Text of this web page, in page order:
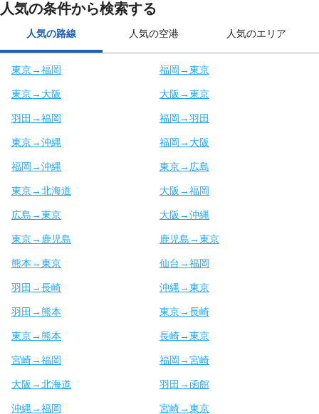
人気の条件から検索する
人気の路線 人気の空港 人気のエリア
東京→福岡 福岡→東京
東京→大阪 大阪→東京
羽田→福岡 福岡→羽田
東京→沖縄 福岡→大阪
福岡→沖縄 東京→広島
東京→北海道 大阪→福岡
広島→東京 大阪→沖縄
東京→鹿児島 鹿児島→東京
熊本→東京 仙台→福岡
羽田→長崎 沖縄→東京
羽田→熊本 東京→長崎
東京→熊本 長崎→東京
宮崎→福岡 福岡→宮崎
大阪→北海道 羽田→函館
沖縄→福岡 宮崎→東京